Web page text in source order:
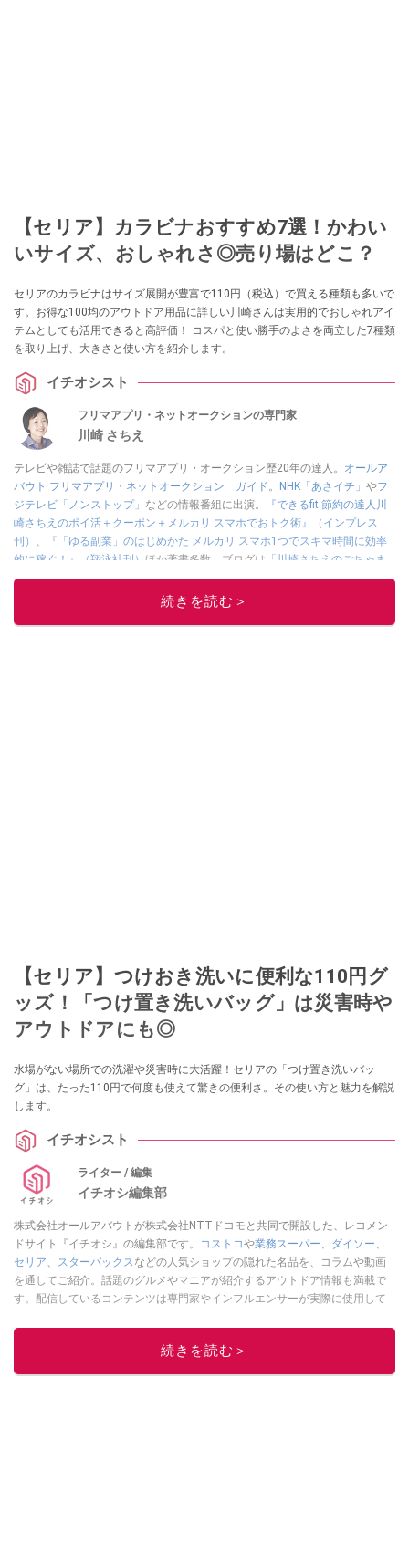
【セリア】カラビナおすすめ7選！かわい
いサイズ、おしゃれさ◎売り場はどこ？
セリアのカラビナはサイズ展開が豊富で110円（税込）で買える種類も多いで
す。お得な100均のアウトドア用品に詳しい川崎さんは実用的でおしゃれアイ
テムとしても活用できると高評価！ コスパと使い勝手のよさを両立した7種類
を取り上げ、大きさと使い方を紹介します。
イチオシスト
フリマアプリ・ネットオークションの専門家
川崎 さちえ
テレビや雑誌で話題のフリマアプリ・オークション歴20年の達人。 オールア
バウト フリマアプリ・ネットオークション ガイド。 NHK「あさイチ」 やフ
ジテレビ「ノンストップ」 などの情報番組に出演。
『できるfit 節約の達人川
崎さちえのポイ活＋クーポン＋メルカリ スマホでおトク術』（インプレス
刊） 、
『「ゆる副業」のはじめかた メルカリ スマホ1つでスキマ時間に効率
的に稼ぐ！』（翔泳社刊） ほか著書多数。ブログは 「川崎さちえのごちゃま
ぜ日記」。
■経歴：2003年、夫が子育てをするために、突然会社を辞める。翌月からの
続きを読む＞
【セリア】つけおき洗いに便利な110円グ
ッズ！「つけ置き洗いバッグ」は災害時や
アウトドアにも◎
水場がない場所での洗濯や災害時に大活躍！セリアの「つけ置き洗いバッ
グ」は、たった110円で何度も使えて驚きの便利さ。その使い方と魅力を解説
します。
イチオシスト
ライター / 編集
イチオシ編集部
株式会社オールアバウトが株式会社NTTドコモと共同で開設した、レコメン
ドサイト『イチオシ』の編集部です。
コストコや業務スーパー、 ダイソー、
セリア、 スターバックスなどの人気ショップの隠れた名品を、コラムや動画
を通してご紹介。話題のグルメやマニアが紹介するアウトドア情報も満載で
す。配信しているコンテンツは専門家やインフルエンサーが実際に使用して
ニュースでフォロー
続きを読む＞